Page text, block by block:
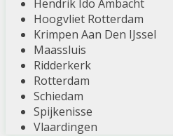
Hendrik Ido Ambacht
Hoogvliet Rotterdam
Krimpen Aan Den IJssel
Maassluis
Ridderkerk
Rotterdam
Schiedam
Spijkenisse
Vlaardingen